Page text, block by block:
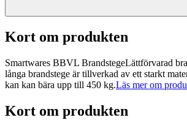
Kort om produkten
Smartwares BBVL BrandstegeLättförvarad
långa brandstege är tillverkad av ett starkt
kan kan bära upp till 450 kg.Läs mer om
Kort om produkten